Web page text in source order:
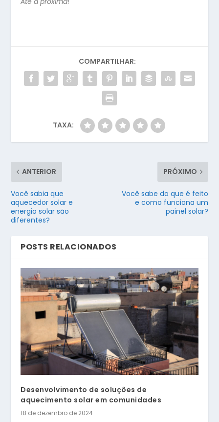
COMPARTILHAR:
TAXA:
ANTERIOR
Você sabia que
aquecedor solar e
energia solar são
diferentes?
PRÓXIMO
Você sabe do que é feito
e como funciona um
painel solar?
POSTS RELACIONADOS
Desenvolvimento de soluções de
aquecimento solar em comunidades
18 de dezembro de 2024